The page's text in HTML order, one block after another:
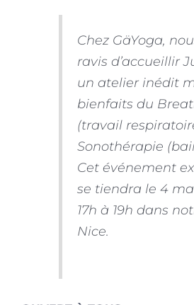
Chez GäYoga,
ravis d’accueillir
un atelier inédit
bienfaits du
(travail
Sonothérapie
Cet événement
se tiendra le 4
17h à 19h dans
Nice.